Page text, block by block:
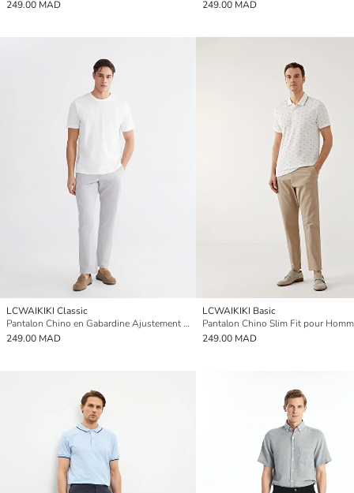
249.00 MAD 249.00 MAD
LCWAIKIKI Classic
Pantalon Chino en Gabardine Ajustement Standard pour Hommes
249.00 MAD
LCWAIKIKI Basic
Pantalon Chino Slim Fit pour
249.00 MAD